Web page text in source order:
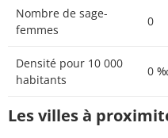
Nombre de sage-
femmes
0
Densité pour 10 000
habitants
0
Les villes à